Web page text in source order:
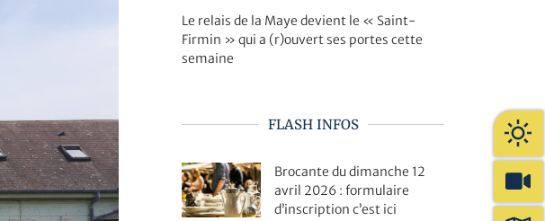
Le relais de la Maye devient le « Saint-
Firmin » qui a (r)ouvert ses portes cette
semaine
FLASH INFOS
Brocante du dimanche 12
avril 2026 : formulaire
d’inscription c’est ici